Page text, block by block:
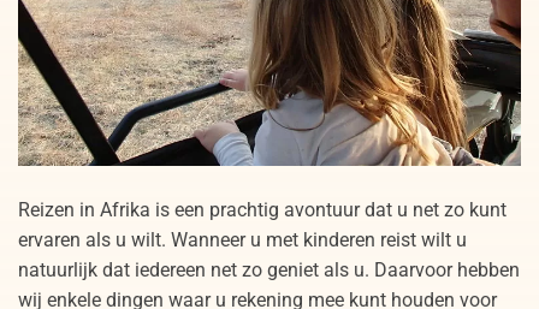
Reizen in Afrika is een prachtig avontuur dat u net zo kunt
ervaren als u wilt. Wanneer u met kinderen reist wilt u
natuurlijk dat iedereen net zo geniet als u. Daarvoor hebben
wij enkele dingen waar u rekening mee kunt houden voor